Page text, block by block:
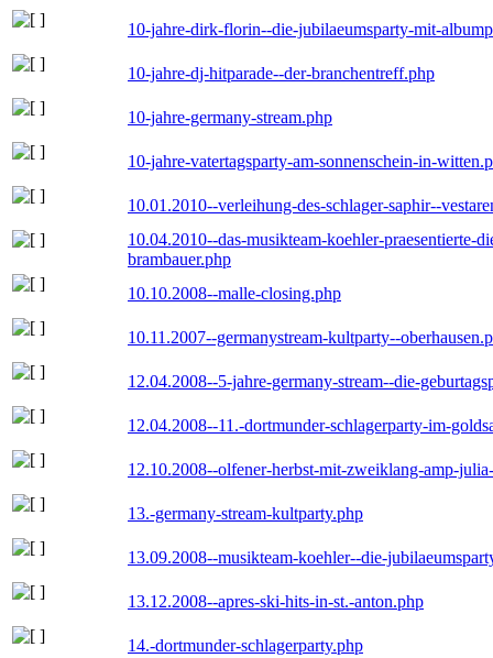
10-jahre-dirk-florin--die-jubilaeumsparty-mit-
10-jahre-dj-hitparade--der-branchentreff.php
10-jahre-germany-stream.php
10-jahre-vatertagsparty-am-sonnenschein-in-
10.01.2010--verleihung-des-schlager-saphir--
10.04.2010--das-musikteam-koehler-praesentierte-
brambauer.php
10.10.2008--malle-closing.php
10.11.2007--germanystream-kultparty--
12.04.2008--5-jahre-germany-stream--die-
12.04.2008--11.-dortmunder-schlagerparty-im-
12.10.2008--olfener-herbst-mit-zweiklang-amp-
13.-germany-stream-kultparty.php
13.09.2008--musikteam-koehler--die-
13.12.2008--apres-ski-hits-in-st.-anton.php
14.-dortmunder-schlagerparty.php